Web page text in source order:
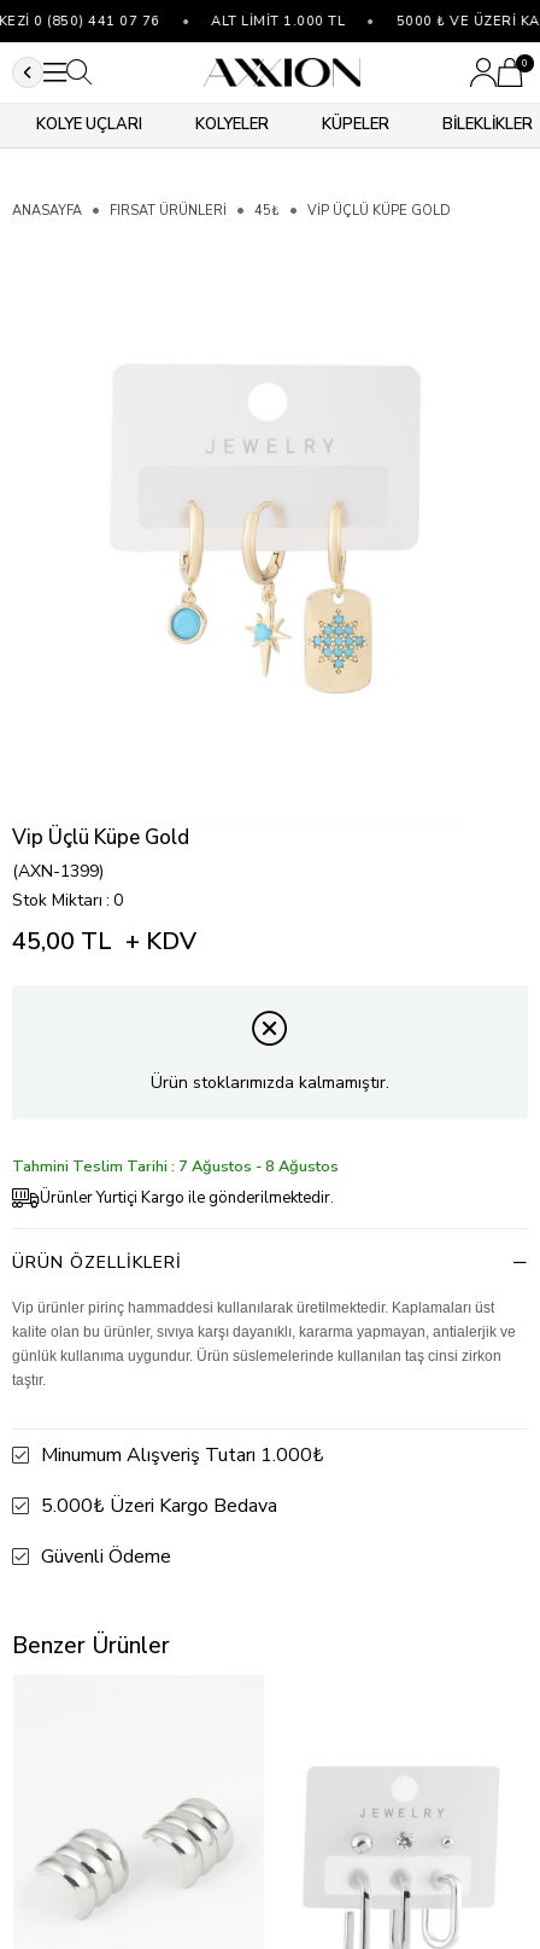
0 (850) 441 07 76 ALT LİMİT 1.000 TL 5000 ₺ VE ÜZERİ
0
KOLYE UÇLARI KOLYELER KÜPELER BİLEKLİKLER
ANASAYFA FIRSAT ÜRÜNLERİ 45₺ VIP ÜÇLÜ KÜPE GOLD
Vip Üçlü Küpe Gold
(AXN-1399)
Stok Miktarı : 0
45,00 TL + KDV
Ürün stoklarımızda kalmamıştır.
Tahmini Teslim Tarihi : 7 Ağustos - 8 Ağustos
Ürünler Yurtiçi Kargo ile gönderilmektedir.
ÜRÜN ÖZELLIKLERI
Vip ürünler pirinç hammaddesi kullanılarak üretilmektedir. Kaplamaları üst
kalite olan bu ürünler, sıvıya karşı dayanıklı, kararma yapmayan, antialerjik ve
günlük kullanıma uygundur. Ürün süslemelerinde kullanılan taş cinsi zirkon
taştır.
Minumum Alışveriş Tutarı 1.000₺
5.000₺ Üzeri Kargo Bedava
Güvenli Ödeme
Benzer Ürünler